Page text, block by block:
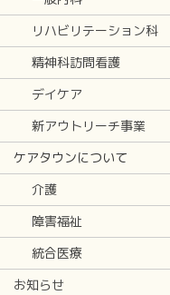
リハビリテーション科
精神科訪問看護
デイケア
新アウトリーチ事業
ケアタウンについて
介護
障害福祉
統合医療
お知らせ